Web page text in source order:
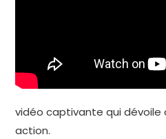
vidéo captivante qui dévoile
action.